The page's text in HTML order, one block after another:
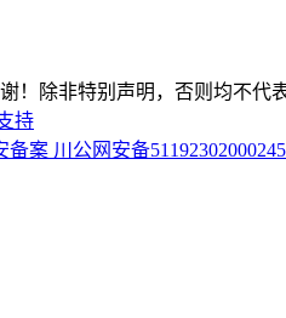
！除非特别声明，否则均不代
持
川公网安备